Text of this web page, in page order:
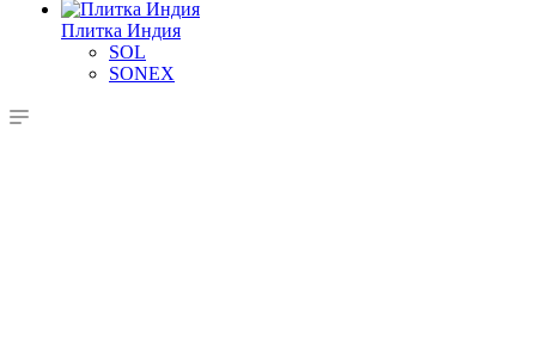
Плитка Индия
SOL
SONEX